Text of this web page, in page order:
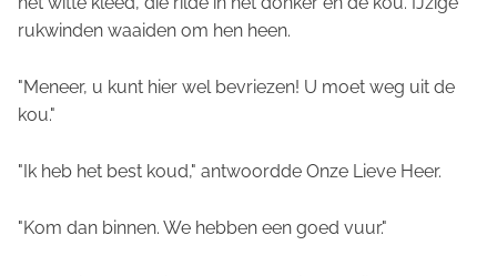
rukwinden waaiden om hen heen.
"Meneer, u kunt hier wel bevriezen! U moet weg uit de
kou."
"Ik heb het best koud," antwoordde Onze Lieve Heer.
"Kom dan binnen. We hebben een goed vuur."